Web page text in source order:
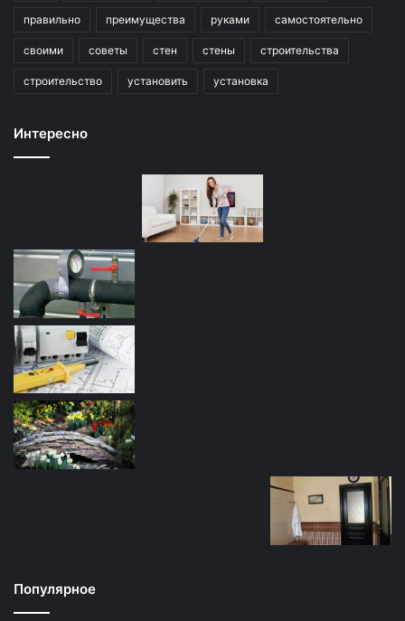
правильно преимущества руками самостоятельно
своими советы стен стены строительства
строительство установить установка
Интересно
Популярное